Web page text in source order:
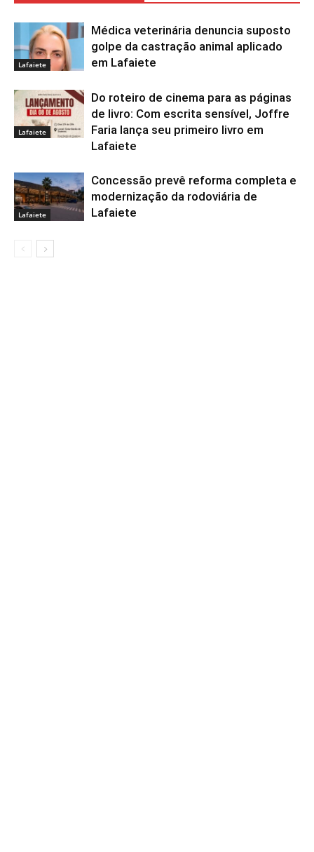
Lafaiete
Médica veterinária denuncia suposto
golpe da castração animal aplicado
em Lafaiete
Lafaiete
Do roteiro de cinema para as páginas
de livro: Com escrita sensível, Joffre
Faria lança seu primeiro livro em
Lafaiete
Lafaiete
Concessão prevê reforma completa e
modernização da rodoviária de
Lafaiete